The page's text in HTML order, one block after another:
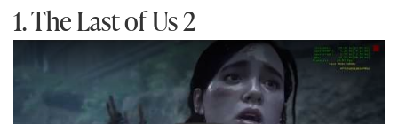
1. The Last of Us 2